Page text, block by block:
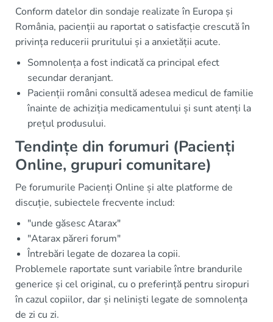
Conform datelor din sondaje realizate în Europa și
România, pacienții au raportat o satisfacție crescută în
privința reducerii pruritului și a anxietății acute.
Somnolența a fost indicată ca principal efect
secundar deranjant.
Pacienții români consultă adesea medicul de familie
înainte de achiziția medicamentului și sunt atenți la
prețul produsului.
Tendințe din forumuri (Pacienți
Online, grupuri comunitare)
Pe forumurile Pacienți Online și alte platforme de
discuție, subiectele frecvente includ:
"unde găsesc Atarax"
"Atarax păreri forum"
Întrebări legate de dozarea la copii.
Problemele raportate sunt variabile între brandurile
generice și cel original, cu o preferință pentru siropuri
în cazul copiilor, dar și neliniști legate de somnolența
de zi cu zi.